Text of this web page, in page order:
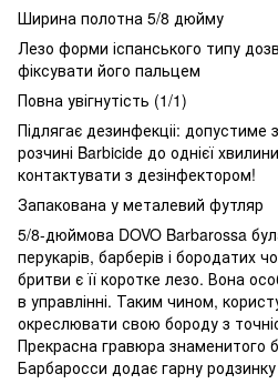
Ширина полотна 5/8 дюйму
Лезо форми іспанського типу
фіксувати його пальцем
Повна увігнутість (1/1)
Підлягає дезинфекціі: допустиме
розчині Barbicide до однієї
контактувати з дезінфектором!
Запакована у металевий футляр
5/8-дюймова DOVO Barbarossa
перукарів, барберів і бородатих
бритви є її коротке лезо. Вона
в управлінні. Таким чином,
окреслювати свою бороду з
Прекрасна гравюра знаменитого
Барбаросси додає гарну родзинку